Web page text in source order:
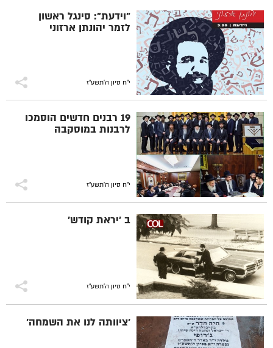
"וידעת": סינגל ראשון
לזמר יהונתן ארזוני
י"ח סיון ה׳תשע״ז
19 רבנים חדשים הוסמכו
לרבנות במוסקבה
י"ח סיון ה׳תשע״ז
ב 'יראת קודש'
י"ח סיון ה׳תשע״ז
'ציוותה לנו את השמחה'